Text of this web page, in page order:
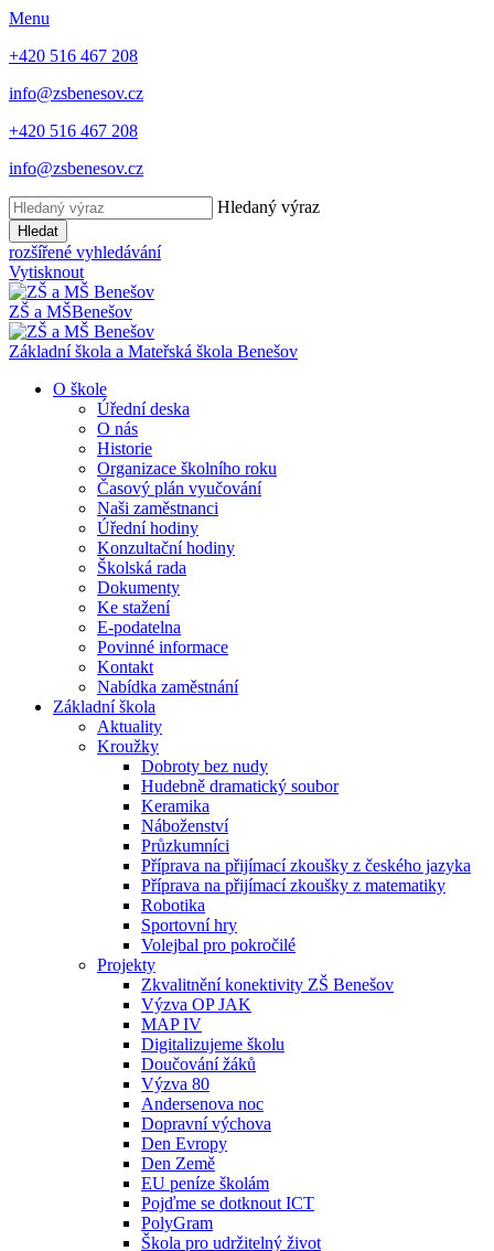
Menu
+420 516 467 208
info@zsbenesov.cz
+420 516 467 208
info@zsbenesov.cz
Hledaný výraz
Hledat
rozšířené vyhledávání
Vytisknout
ZŠ a MŠBenešov
Základní škola a Mateřská škola Benešov
O škole
Úřední deska
O nás
Historie
Organizace školního roku
Časový plán vyučování
Naši zaměstnanci
Úřední hodiny
Konzultační hodiny
Školská rada
Dokumenty
Ke stažení
E-podatelna
Povinné informace
Kontakt
Nabídka zaměstnání
Základní škola
Aktuality
Kroužky
Dobroty bez nudy
Hudebně dramatický soubor
Keramika
Náboženství
Průzkumníci
Příprava na přijímací zkoušky z českého jazyka
Příprava na přijímací zkoušky z matematiky
Robotika
Sportovní hry
Volejbal pro pokročilé
Projekty
Zkvalitnění konektivity ZŠ Benešov
Výzva OP JAK
MAP IV
Digitalizujeme školu
Doučování žáků
Výzva 80
Andersenova noc
Dopravní výchova
Den Evropy
Den Země
EU peníze školám
Pojďme se dotknout ICT
PolyGram
Škola pro udržitelný život